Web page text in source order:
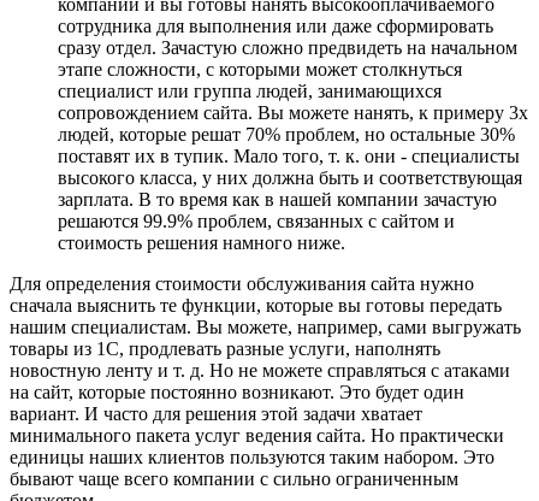
компании и вы готовы нанять высокооплачиваемого
сотрудника для выполнения или даже сформировать
сразу отдел. Зачастую сложно предвидеть на начальном
этапе сложности, с которыми может столкнуться
специалист или группа людей, занимающихся
сопровождением сайта. Вы можете нанять, к примеру 3х
людей, которые решат 70% проблем, но остальные 30%
поставят их в тупик. Мало того, т. к. они - специалисты
высокого класса, у них должна быть и соответствующая
зарплата. В то время как в нашей компании зачастую
решаются 99.9% проблем, связанных с сайтом и
стоимость решения намного ниже.
Для определения стоимости обслуживания сайта нужно
сначала выяснить те функции, которые вы готовы передать
нашим специалистам. Вы можете, например, сами выгружать
товары из 1С, продлевать разные услуги, наполнять
новостную ленту и т. д. Но не можете справляться с атаками
на сайт, которые постоянно возникают. Это будет один
вариант. И часто для решения этой задачи хватает
минимального пакета услуг ведения сайта. Но практически
единицы наших клиентов пользуются таким набором. Это
бывают чаще всего компании с сильно ограниченным